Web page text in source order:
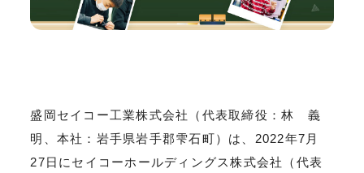
盛岡セイコー工業株式会社（代表取締役：林 義
明、本社：岩手県岩手郡雫石町）は、2022年7月
27日にセイコーホールディングス株式会社（代表